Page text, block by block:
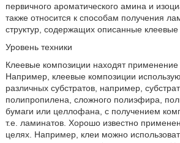
первичного ароматического амина и
также относится к способам получения
структур, содержащих описанные клеевые
Уровень техники
Клеевые композиции находят применение
Например, клеевые композиции
различных субстратов, например,
полипропилена, сложного полиэфира,
бумаги или целлофана, с получением
т.е. ламинатов. Хорошо известно
целях. Например, клеи можно